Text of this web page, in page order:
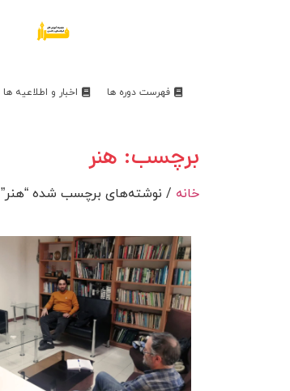
فهرست دوره ها اخبار و اطلاعیه ها
برچسب: هنر
خانه / نوشته‌های برچسب شده “هنر”